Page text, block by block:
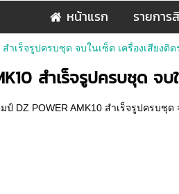
หน้าแรก รายการ
ำเร็จรูปครบชุด จบในเซ็ต เครื่องเสียงติ
สำเร็จรูปครบชุด จ
DZ POWER AMK10 สำเร็จรูปครบชุด